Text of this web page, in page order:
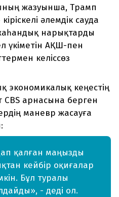
жазуынша, Трамп
әлемдік сауда
нарықтарды
үкіметін АҚШ-пен
келіссөз
экономикалық кеңестің
арнасына берген
маневр жасауға
қалған маңызды
кейбір оқиғалар
Бұл туралы
- деді ол.